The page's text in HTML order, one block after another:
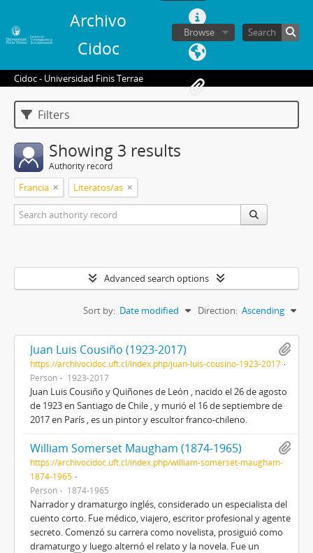
Archivo
Cidoc
Browse
Cidoc - Universidad Finis Terrae
Filters
Showing 3 results
Authority record
Francia Literatos/as
Advanced search options
Sort by: Date modified Direction: Ascending
Juan Luis Cousiño (1923-2017)
https://archivocidoc.uft.cl/index.php/juan-luis-cousino-1923-2017
Person
1923-2017
Juan Luis Cousiño y Quiñones de León , nacido el 26 de agosto
de 1923 en Santiago de Chile , y murió el 16 de septiembre de
2017 en París , es un pintor y escultor franco-chileno.
William Somerset Maugham (1874-1965)
https://archivocidoc.uft.cl/index.php/william-somerset-maugham-
1874-1965
Person
1874-1965
Narrador y dramaturgo inglés, considerado un especialista del
cuento corto. Fue médico, viajero, escritor profesional y agente
secreto. Comenzó su carrera como novelista, prosiguió como
dramaturgo y luego alternó el relato y la novela. Fue un